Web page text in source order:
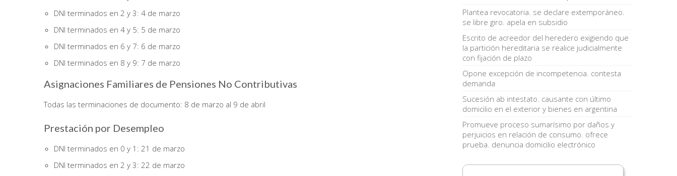
DNI terminados en 2 y 3: 4 de marzo
DNI terminados en 4 y 5: 5 de marzo
DNI terminados en 6 y 7: 6 de marzo
DNI terminados en 8 y 9: 7 de marzo
Asignaciones Familiares de Pensiones No Contributivas
Todas las terminaciones de documento: 8 de marzo al 9 de abril
Prestación por Desempleo
DNI terminados en 0 y 1: 21 de marzo
DNI terminados en 2 y 3: 22 de marzo
Plantea revocatoria. se declare extemporáneo.
se libre giro. apela en subsidio
Escrito de acreedor del heredero exigiendo que
la partición hereditaria se realice judicialmente
con fijación de plazo
Opone excepción de incompetencia. contesta
demanda
Sucesión ab intestato. causante con último
domicilio en el exterior y bienes en argentina
Promueve proceso sumarísimo por daños y
perjuicios en relación de consumo. ofrece
prueba. denuncia domicilio electrónico